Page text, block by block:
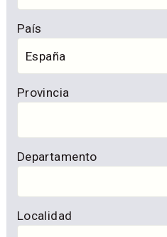
País
Provincia
Departamento
Localidad